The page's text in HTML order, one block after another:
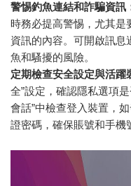
警惕釣魚連結和詐騙資訊
時務必提高警惕，尤其是
資訊的內容。可開啟訊息
魚和騷擾的風險。
定期檢查安全設定與活躍
全”設定，確認隱私選項
會話”中檢查登入裝置，
證密碼，確保賬號和手機